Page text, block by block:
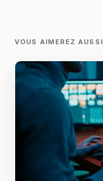
VOUS AIMEREZ AUSSI